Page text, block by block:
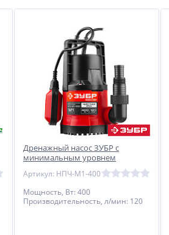
Дренажный насос ЗУБР с
минимальным уровнем
Артикул: НПЧ-М1-400
Мощность, Вт: 400
Производительность, л/мин: 120